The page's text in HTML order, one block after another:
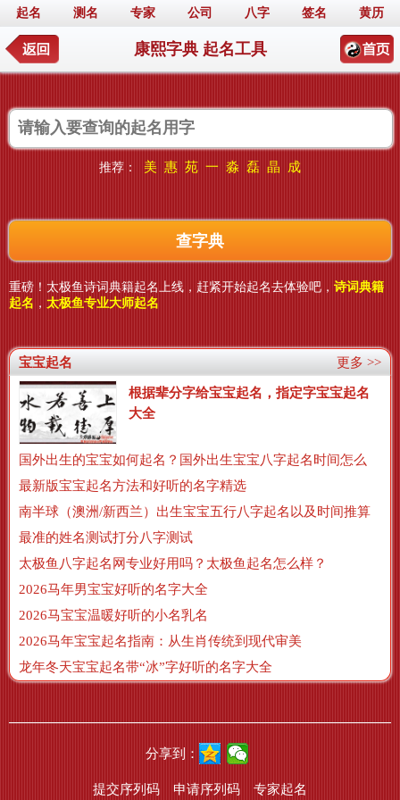
起名 测名 专家 公司 八字 签名 黄历
康熙字典 起名工具
推荐： 美 惠 苑 一 淼 磊 晶 成
重磅！太极鱼诗词典籍起名上线，赶紧开始起名去体验吧， 诗词典籍
起名 ， 太极鱼专业大师起名
更多 >>
宝宝起名
根据辈分字给宝宝起名，指定字宝宝起名
大全
最新版宝宝起名方法和好听的名字精选
南半球（澳洲/新西兰）出生宝宝五行八字起名以及时间推算
最准的姓名测试打分八字测试
太极鱼八字起名网专业好用吗？太极鱼起名怎么样？
2026马年男宝宝好听的名字大全
2026马宝宝温暖好听的小名乳名
2026马年宝宝起名指南：从生肖传统到现代审美
龙年冬天宝宝起名带“冰”字好听的名字大全
分享到：
提交序列码 申请序列码 专家起名